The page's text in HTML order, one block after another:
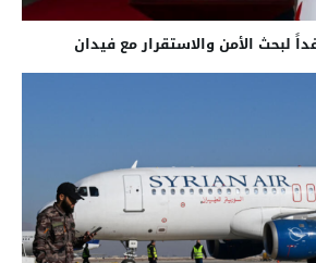
لبحث الأمن والاستقرار مع فيدان